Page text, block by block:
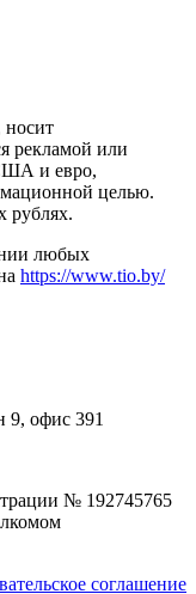
носит
рекламой или
и евро,
целью.
рублях.
любых
https://www.tio.by/
9, офис 391
№ 192745765
соглашение